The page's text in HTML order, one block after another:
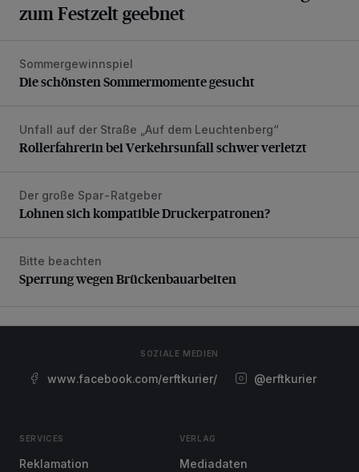
zum Festzelt geebnet
Die schönsten Sommermomente gesucht
Sommergewinnspiel
Die schönsten Sommermomente gesucht
Rollerfahrerin bei Verkehrsunfall schwer verletzt
Unfall auf der Straße „Auf dem Leuchtenberg“
Rollerfahrerin bei Verkehrsunfall schwer verletzt
Lohnen sich kompatible Druckerpatronen?
Der große Spar-Ratgeber
Lohnen sich kompatible Druckerpatronen?
Sperrung wegen Brückenbauarbeiten
Bitte beachten
Sperrung wegen Brückenbauarbeiten
SOZIALE MEDIEN
www.facebook.com/erftkurier/ @erftkurier
SERVICES
Reklamation
VERLAG
Mediadaten